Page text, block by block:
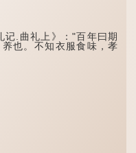
.曲礼上》："百年曰期
也。不知衣服食味，孝